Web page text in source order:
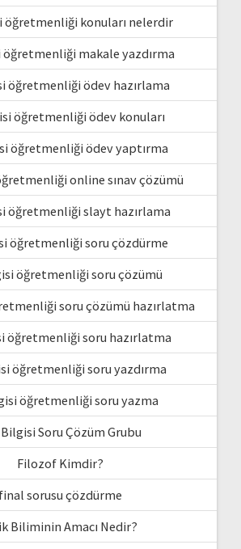
öğretmenliği konuları nelerdir
makale yazdırma
öğretmenliği ödev hazırlama
öğretmenliği ödev konuları
öğretmenliği ödev yaptırma
online sınav çözümü
öğretmenliği slayt hazırlama
öğretmenliği soru çözdürme
öğretmenliği soru çözümü
soru çözümü hazırlatma
öğretmenliği soru hazırlatma
öğretmenliği soru yazdırma
öğretmenliği soru yazma
Soru Çözüm Grubu
Filozof Kimdir?
final sorusu çözdürme
Biliminin Amacı Nedir?